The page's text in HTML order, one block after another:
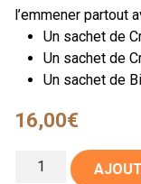
l’emmener partout
Un sachet de
Un sachet de
Un sachet de
16,00€